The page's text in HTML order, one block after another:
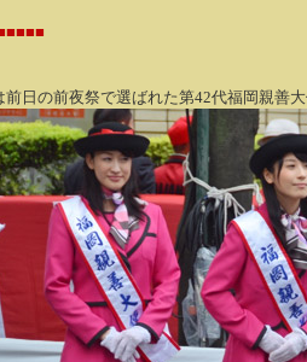
日の前夜祭で選ばれた第42代福岡親善